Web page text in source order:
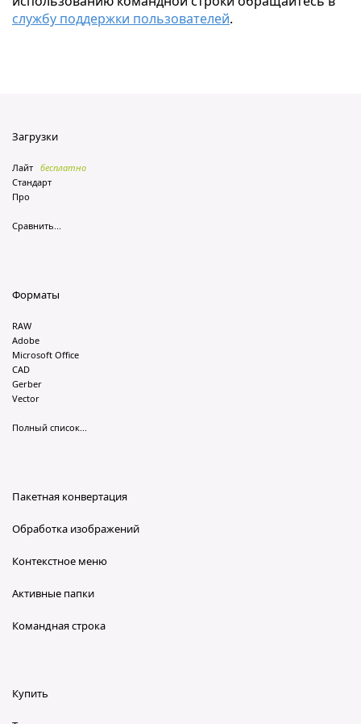
службу поддержки пользователей.
Загрузки
Лайт бесплатно
Стандарт
Про
Сравнить...
Форматы
RAW
Adobe
Microsoft Office
CAD
Gerber
Vector
Полный список...
Пакетная конвертация
Обработка изображений
Контекстное меню
Активные папки
Командная строка
Купить